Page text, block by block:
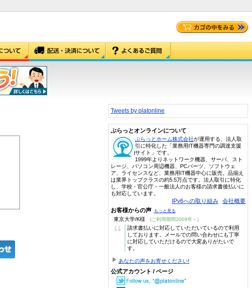
Tweets by platonline
ぷらっとオンラインについて
ぷらっとホーム株式会社が運用する、法人取
引に特化した「業務用IT機器専門の調達支援
サイト」です。
1999年よりネットワーク機器、サーバ、スト
レージ、パソコン周辺機器、PCパーツ、ソフトウェ
ア、ライセンスなど、業務用IT機器中心に販売。品揃え
は業界トップクラスの約5.5万点です。法人取引に特化
し、学校・官公庁・一般法人のお客様の請求書後払いに
も対応しています。
IPv6への取り組み 会社概要
お客様からの声 もっと見る
東京大学/K様 (ご利用期間2009年～)
“
請求書払いに対応していただいているので利用
しております。メールでの問い合わせにも丁寧
に対応していただけるので大変ありがたいで
す。
あなたの声をお寄せください!
公式アカウント / ページ